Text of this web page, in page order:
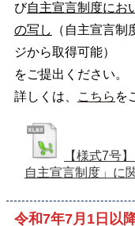
び自主宣言制度にお
の写し
（自主宣言
ジから取得可能）
をご提出ください。
詳しくは、
こちら を
【様式7号
自主宣言制度」に
令和7年7月1日以